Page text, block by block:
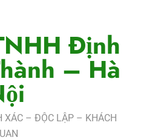
Định
– Hà
XÁC – ĐỘC LẬP – KHÁCH